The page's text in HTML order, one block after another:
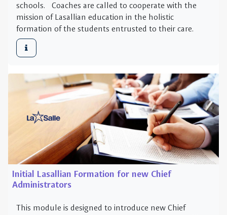
Initial Lasallian Formation for new Chief
Administrators
This module is designed to introduce new Chief
Administrators, who have not yet served in a Lasallian
Catholic school, to the history and pedagogy of
Lasallian educational works. Participants will hav